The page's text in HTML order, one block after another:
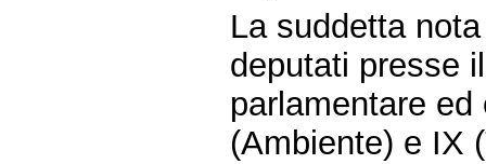
La suddetta
deputati presse
parlamentare
(Ambiente) e IX